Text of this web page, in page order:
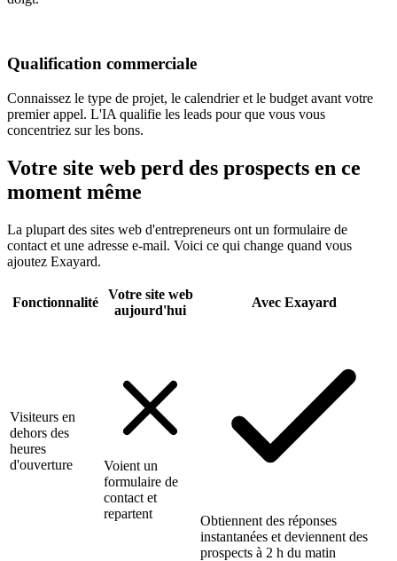
Qualification commerciale
Connaissez le type de projet, le calendrier et le budget avant votre
premier appel. L'IA qualifie les leads pour que vous vous
concentriez sur les bons.
Votre site web perd des prospects en ce
moment même
La plupart des sites web d'entrepreneurs ont un formulaire de
contact et une adresse e-mail. Voici ce qui change quand vous
ajoutez Exayard.
Fonctionnalité
Votre site web
aujourd'hui
Avec Exayard
Visiteurs en
dehors des
heures
d'ouverture
Voient un
formulaire de
contact et
repartent
Obtiennent des réponses
instantanées et deviennent des
prospects à 2 h du matin